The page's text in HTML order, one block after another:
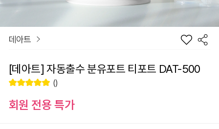
데아트
[데아트] 자동출수 분유포트 티포트 DAT-500
()
회원 전용 특가